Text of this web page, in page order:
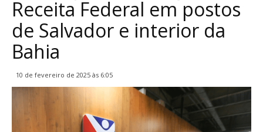
Receita Federal em postos
de Salvador e interior da
Bahia
10 de fevereiro de 2025 às 6:05